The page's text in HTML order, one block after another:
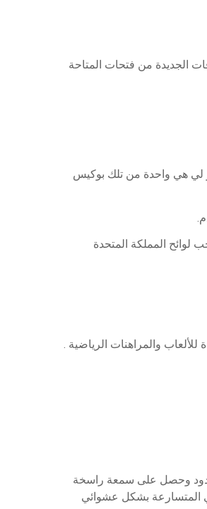
الجديدة من فتحات المتاحة
لي هي واحدة من تلك بوكيس
لوائح المملكة المتحدة
حدود وحصل على سمعة راسخة
المتسارعة بشكل عشوائي